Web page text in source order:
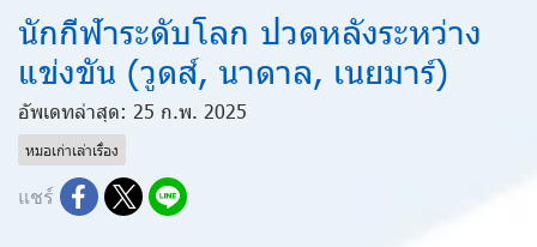
นักกีฬาระดับโลก ปวดหลังระหว่าง
แข่งขัน (วูดส์, นาดาล, เนยมาร์)
อัพเดทล่าสุด: 25 ก.พ. 2025
หมอเก่าเล่าเรื่อง
แชร์